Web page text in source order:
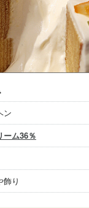
ン
ーム36％
飾り